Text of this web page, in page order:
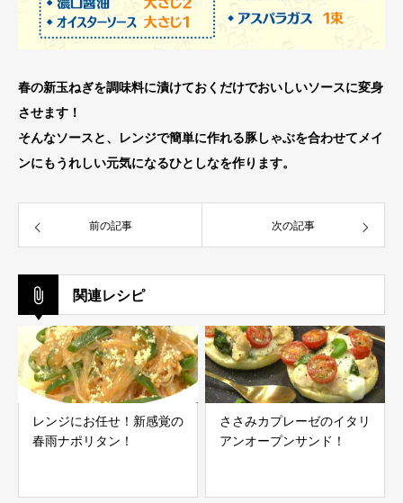
春の新玉ねぎを調味料に漬けておくだけでおいしいソースに変身
させます！
そんなソースと、レンジで簡単に作れる豚しゃぶを合わせて メイ
ンにもうれしい元気になるひとしなを作ります。
前の記事 次の記事
関連レシピ
レンジにお任せ！新感覚の
春雨ナポリタン！
ささみカプレーゼのイタリ
アンオープンサンド！